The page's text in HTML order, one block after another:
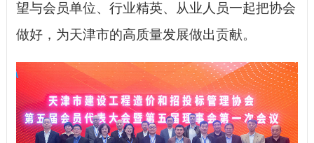
望与会员单位、行业精英、从业人员一起把协会
做好，为天津市的高质量发展做出贡献。